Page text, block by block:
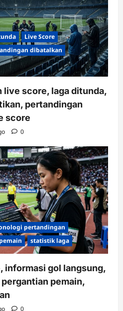
Live Score
dibatalkan
score, laga ditunda,
pertandingan
score
0
pertandingan
statistik laga
informasi gol langsung,
pemain,
0